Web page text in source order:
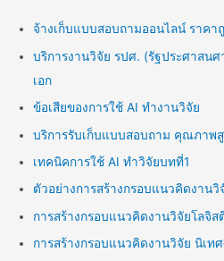
จ้างเก็บแบบสอบถามออนไลน์ ราคา
บริการงานวิจัย รปศ. (รัฐประศาส
เอก
ข้อเสียของการใช้ AI ทำงานวิจัย
บริการรับเก็บแบบสอบถาม คุณภาพ
เทคนิคการใช้ AI ทำวิจัยบทที่1
ตัวอย่างการสร้างกรอบแนวคิดงาน
การสร้างกรอบแนวคิดงานวิจัยโลจิ
การสร้างกรอบแนวคิดงานวิจัย นิเท